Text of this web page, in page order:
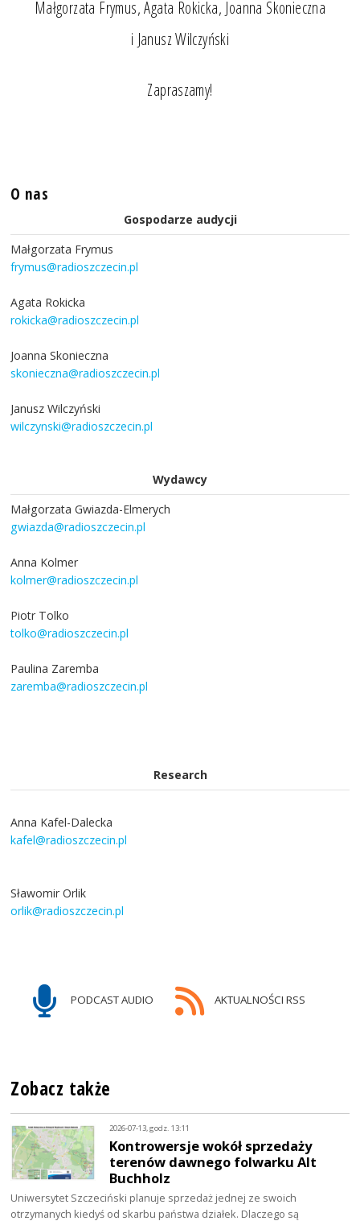
Małgorzata Frymus, Agata Rokicka, Joanna Skonieczna
i Janusz Wilczyński
Zapraszamy!
O nas
Gospodarze audycji
Małgorzata Frymus
frymus@radioszczecin.pl
Agata Rokicka
rokicka@radioszczecin.pl
Joanna Skonieczna
skonieczna@radioszczecin.pl
Janusz Wilczyński
wilczynski@radioszczecin.pl
Wydawcy
Małgorzata Gwiazda-Elmerych
gwiazda@radioszczecin.pl
Anna Kolmer
kolmer@radioszczecin.pl
Piotr Tolko
tolko@radioszczecin.pl
Paulina Zaremba
zaremba@radioszczecin.pl
Research
Anna Kafel-Dalecka
kafel@radioszczecin.pl
Sławomir Orlik
orlik@radioszczecin.pl
PODCAST AUDIO AKTUALNOŚCI RSS
Zobacz także
2026-07-13, godz. 13:11
Kontrowersje wokół sprzedaży
terenów dawnego folwarku Alt
Buchholz
Uniwersytet Szczeciński planuje sprzedaż jednej ze swoich
otrzymanych kiedyś od skarbu państwa działek. Dlaczego są